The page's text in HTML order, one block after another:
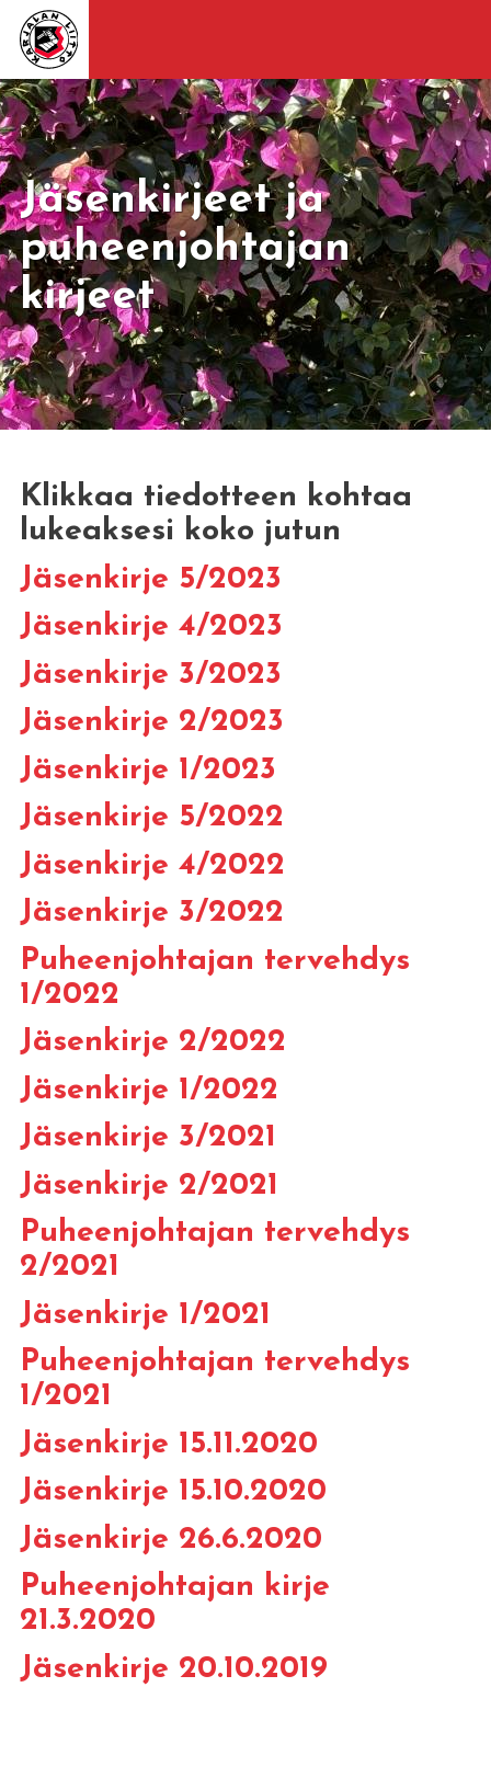
Jäsenkirjeet ja
puheenjohtajan
kirjeet
Klikkaa tiedotteen kohtaa
lukeaksesi koko jutun
Jäsenkirje 5/2023
Jäsenkirje 4/2023
Jäsenkirje 3/2023
Jäsenkirje 2/2023
Jäsenkirje 1/2023
Jäsenkirje 5/2022
Jäsenkirje 4/2022
Jäsenkirje 3/2022
Puheenjohtajan tervehdys
1/2022
Jäsenkirje 2/2022
Jäsenkirje 1/2022
Jäsenkirje 3/2021
Jäsenkirje 2/2021
Puheenjohtajan tervehdys
2/2021
Jäsenkirje 1/2021
Puheenjohtajan tervehdys
1/2021
Jäsenkirje 15.11.2020
Jäsenkirje 15.10.2020
Jäsenkirje 26.6.2020
Puheenjohtajan kirje
21.3.2020
Jäsenkirje 20.10.2019